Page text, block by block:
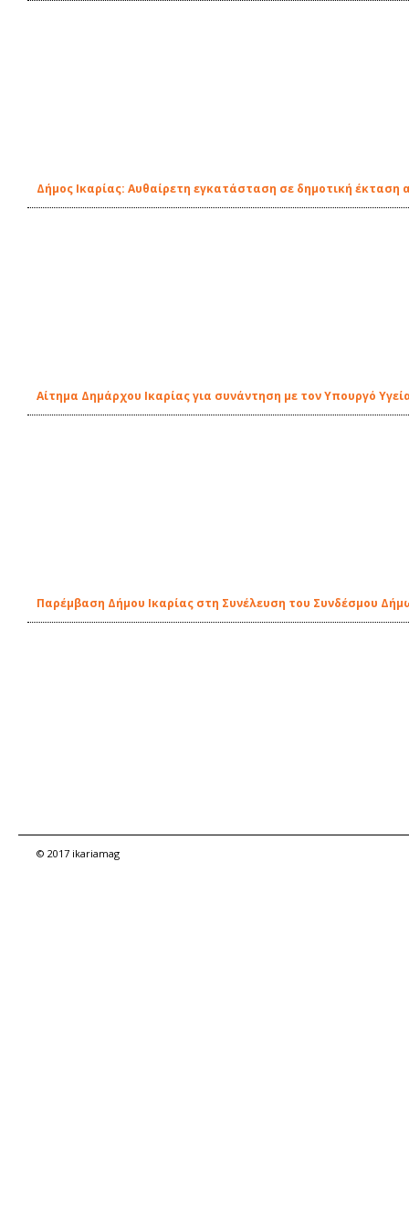
Δήμος Ικαρίας: Αυθαίρετη εγκατάσταση σε δημοτική έκταση
Αίτημα Δημάρχου Ικαρίας για συνάντηση με τον Υπουργό
Παρέμβαση Δήμου Ικαρίας στη Συνέλευση του Συνδέσμου
© 2017 ikariamag